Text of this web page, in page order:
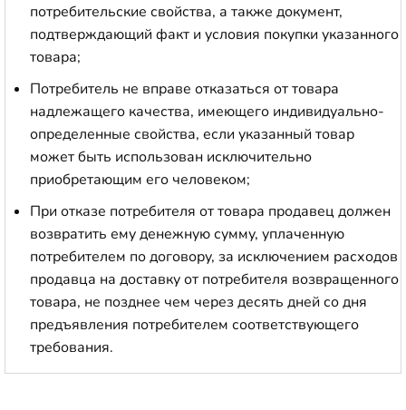
потребительские свойства, а также документ,
подтверждающий факт и условия покупки указанного
товара;
Потребитель не вправе отказаться от товара
надлежащего качества, имеющего индивидуально-
определенные свойства, если указанный товар
может быть использован исключительно
приобретающим его человеком;
При отказе потребителя от товара продавец должен
возвратить ему денежную сумму, уплаченную
потребителем по договору, за исключением расходов
продавца на доставку от потребителя возвращенного
товара, не позднее чем через десять дней со дня
предъявления потребителем соответствующего
требования.